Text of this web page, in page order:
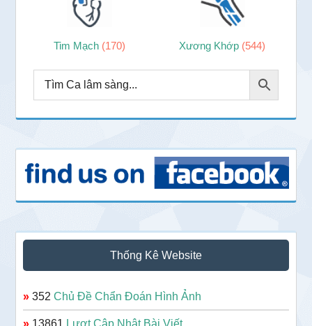
Tim Mạch (170) Xương Khớp (544)
Thống Kê Website
» 352Chủ Đề Chẩn Đoán Hình Ảnh